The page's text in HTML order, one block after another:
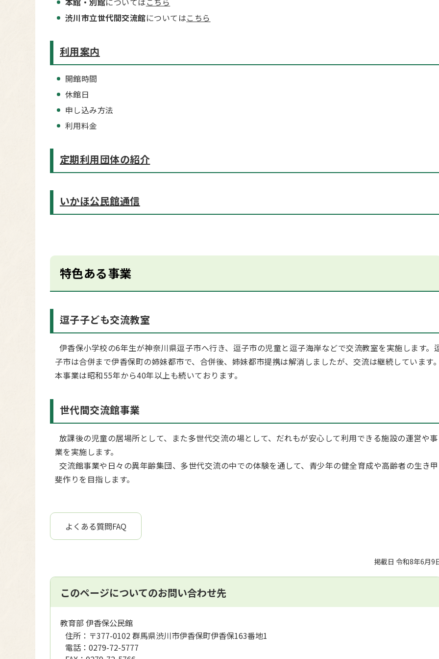
渋川市立世代間交流館についてはこちら
利用案内
開館時間
休館日
申し込み方法
利用料金
定期利用団体の紹介
いかほ公民館通信
特色ある事業
逗子子ども交流教室
伊香保小学校の6年生が神奈川県逗子市へ行き、逗子市の児童と逗子海岸などで交流教室を実施します。
子市は合併まで伊香保町の姉妹都市で、合併後、姉妹都市提携は解消しましたが、交流は継続しています
本事業は昭和55年から40年以上も続いております。
世代間交流館事業
放課後の児童の居場所として、また多世代交流の場として、だれもが安心して利用できる施設の運営や事
業を実施します。
交流館事業や日々の異年齢集団、多世代交流の中での体験を通して、青少年の健全育成や高齢者の生き甲
斐作りを目指します。
よくある質問FAQ
掲載日 令和8年6月9
このページについてのお問い合わせ先
教育部 伊香保公民館
住所： 〒377-0102 群馬県渋川市伊香保町伊香保163番地1
電話： 0279-72-5777